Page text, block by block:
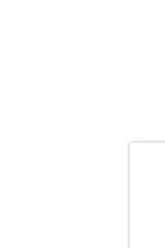
an der